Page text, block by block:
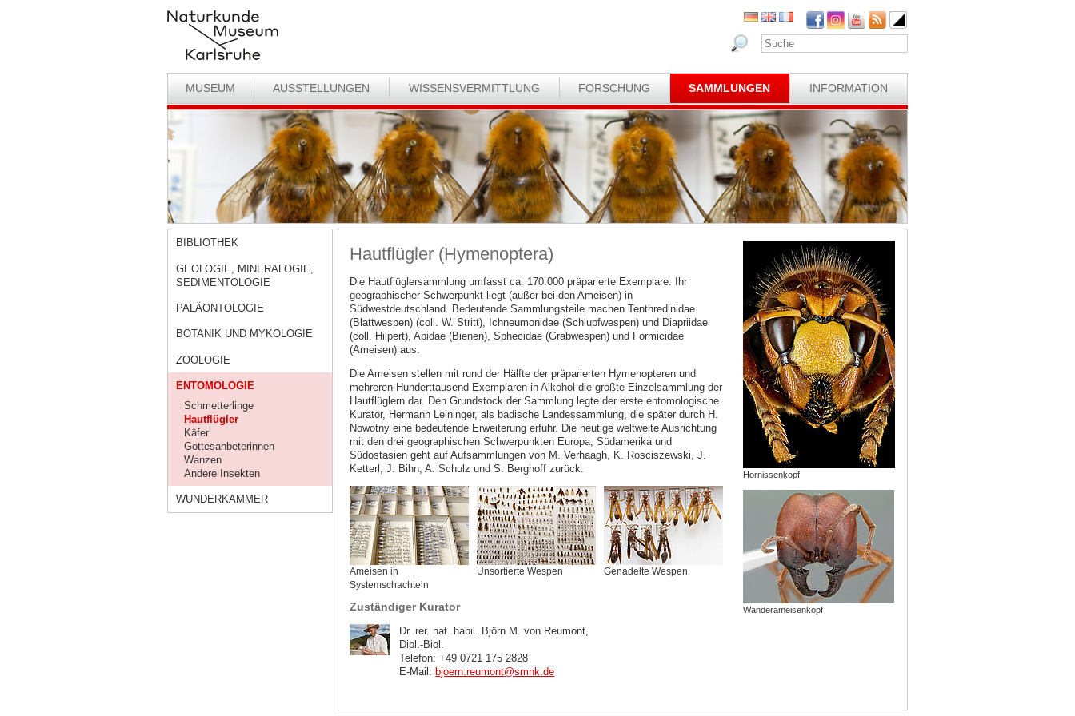
MUSEUM AUSSTELLUNGEN WISSENSVERMITTLUNG FORSCHUNG SAMMLUNGEN INFORMATION
BIBLIOTHEK
GEOLOGIE, MINERALOGIE,
SEDIMENTOLOGIE
PALÄONTOLOGIE
BOTANIK UND MYKOLOGIE
ZOOLOGIE
ENTOMOLOGIE
Schmetterlinge
Hautflügler
Käfer
Gottesanbeterinnen
Wanzen
Andere Insekten
WUNDERKAMMER
Hautflügler (Hymenoptera)
Die Hautflüglersammlung umfasst ca. 170.000 präparierte Exemplare. Ihr
geographischer Schwerpunkt liegt (außer bei den Ameisen) in
Südwestdeutschland. Bedeutende Sammlungsteile machen Tenthredinidae
(Blattwespen) (coll. W. Stritt), Ichneumonidae (Schlupfwespen) und Diapriidae
(coll. Hilpert), Apidae (Bienen), Sphecidae (Grabwespen) und Formicidae
(Ameisen) aus.
Die Ameisen stellen mit rund der Hälfte der präparierten Hymenopteren und
mehreren Hunderttausend Exemplaren in Alkohol die größte Einzelsammlung der
Hautflüglern dar. Den Grundstock der Sammlung legte der erste entomologische
Kurator, Hermann Leininger, als badische Landessammlung, die später durch H.
Nowotny eine bedeutende Erweiterung erfuhr. Die heutige weltweite Ausrichtung
mit den drei geographischen Schwerpunkten Europa, Südamerika und
Südostasien geht auf Aufsammlungen von M. Verhaagh, K. Rosciszewski, J.
Ketterl, J. Bihn, A. Schulz und S. Berghoff zurück.
Ameisen in
Systemschachteln
Unsortierte Wespen Genadelte Wespen
Zuständiger Kurator
Dr. rer. nat. habil. Björn M. von Reumont,
Dipl.-Biol.
Telefon: +49 0721 175 2828
E-Mail: bjoern.reumont@smnk .de
Hornissenkopf
Wanderameisenkopf